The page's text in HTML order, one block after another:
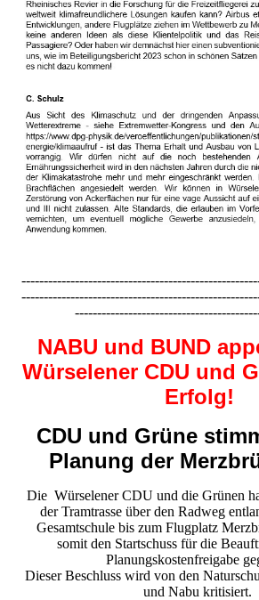
NABU und BUND
Würselener CDU und
Erfolg!
CDU und Grüne
Planung der
Die Würselener CDU und die Grünen
der Tramtrasse über den Radweg
Gesamtschule bis zum Flugplatz
somit den Startschuss für die
Planungskostenfreigabe
Dieser Beschluss wird von den
und Nabu kritisiert.